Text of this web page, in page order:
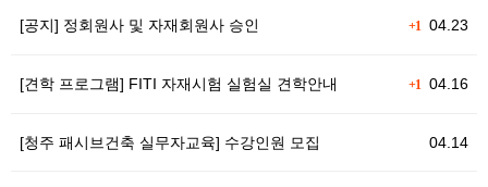
+1 04.23
[공지] 정회원사 및 자재회원사 승인
+1 04.16
[견학 프로그램] FITI 자재시험 실험실 견학안내
04.14
[청주 패시브건축 실무자교육] 수강인원 모집